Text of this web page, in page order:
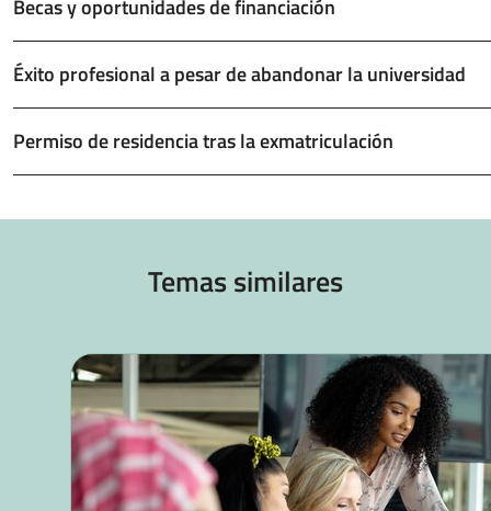
Becas y oportunidades de financiación
Éxito profesional a pesar de abandonar la universidad
Permiso de residencia tras la exmatriculación
Temas similares